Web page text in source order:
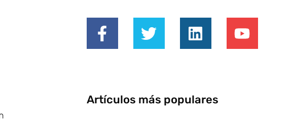
Artículos más populares